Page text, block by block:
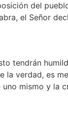
del
el Señor
tendrán
verdad, es
uno mismo y la